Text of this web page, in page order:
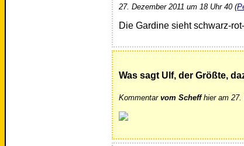
27. Dezember 2011 um 18 Uhr 40 (
Die Gardine sieht schwarz-
Was sagt Ulf, der Größte,
Kommentarvom Scheffhier am 27.